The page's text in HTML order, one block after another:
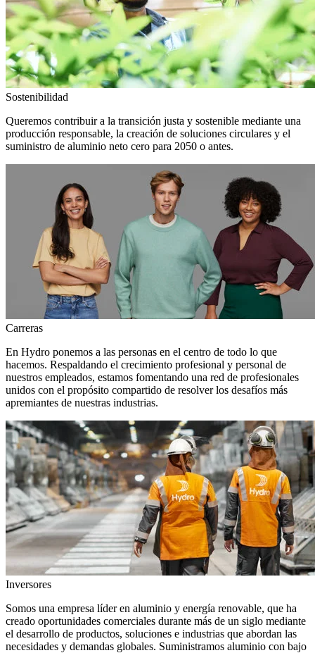
Sostenibilidad
Queremos contribuir a la transición justa y sostenible mediante una
producción responsable, la creación de soluciones circulares y el
suministro de aluminio neto cero para 2050 o antes.
Carreras
En Hydro ponemos a las personas en el centro de todo lo que
hacemos. Respaldando el crecimiento profesional y personal de
nuestros empleados, estamos fomentando una red de profesionales
unidos con el propósito compartido de resolver los desafíos más
apremiantes de nuestras industrias.
Inversores
Somos una empresa líder en aluminio y energía renovable, que ha
creado oportunidades comerciales durante más de un siglo mediante
el desarrollo de productos, soluciones e industrias que abordan las
necesidades y demandas globales. Suministramos aluminio con bajo